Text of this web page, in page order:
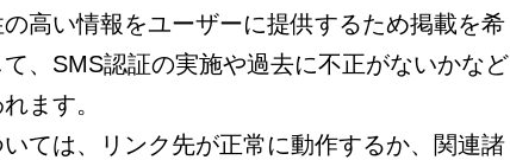
高い情報をユーザーに提供するため掲載を希
、SMS認証の実施や過去に不正がないかなど
ます。
ては、リンク先が正常に動作するか、関連諸